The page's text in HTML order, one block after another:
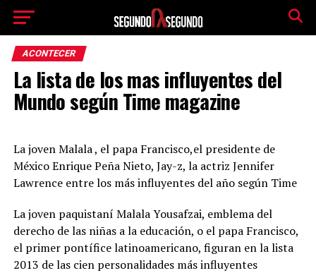
ACONTECER
La lista de los mas influyentes del
Mundo según Time magazine
La joven Malala , el papa Francisco,el presidente de
México Enrique Peña Nieto, Jay-z, la actriz Jennifer
Lawrence entre los más influyentes del año según Time
La joven paquistaní Malala Yousafzai, emblema del
derecho de las niñas a la educación, o el papa Francisco,
el primer pontífice latinoamericano, figuran en la lista
2013 de las cien personalidades más influyentes